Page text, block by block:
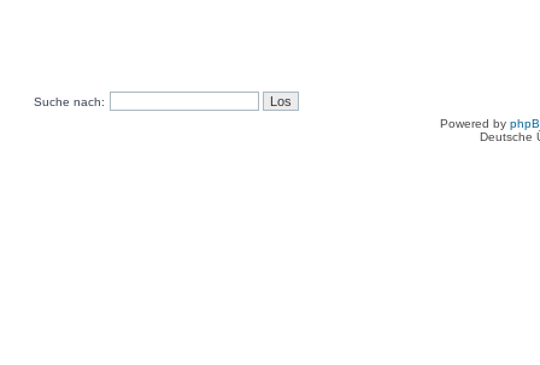
Suche nach:
Powered by
Deutsche